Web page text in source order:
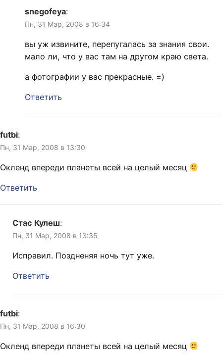
snegofeya:
Пн, 31 Мар, 2008 в 16:34
вы уж извините, перепугалась за знания свои.
мало ли, что у вас там на другом краю света.
а фотографии у вас прекрасные. =)
Ответить
futbi:
Пн, 31 Мар, 2008 в 13:30
Окленд впереди планеты всей на целый месяц
Ответить
Стас Кулеш:
Пн, 31 Мар, 2008 в 13:35
Исправил. Поздненяя ночь тут уже.
Ответить
futbi:
Пн, 31 Мар, 2008 в 16:30
Окленд впереди планеты всей на целый месяц